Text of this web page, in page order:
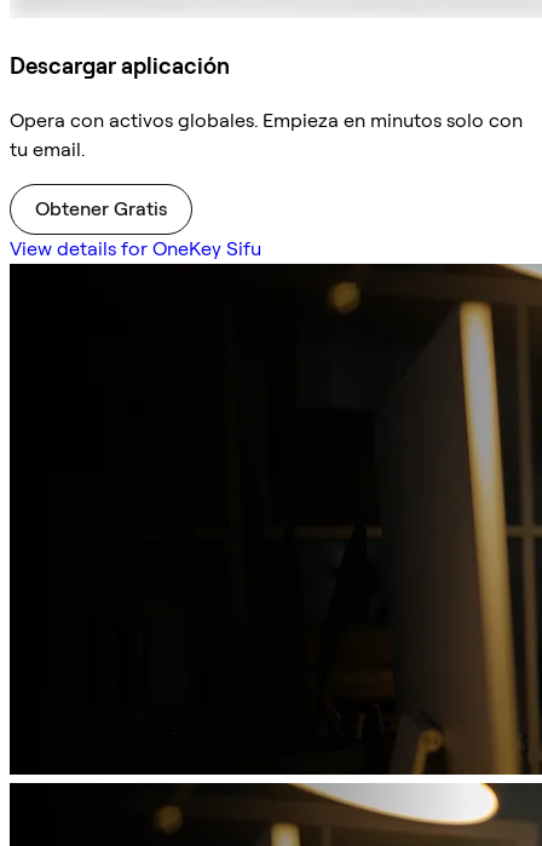
Descargar aplicación
Opera con activos globales. Empieza en minutos solo con
tu email.
Obtener Gratis
View details for OneKey Sifu